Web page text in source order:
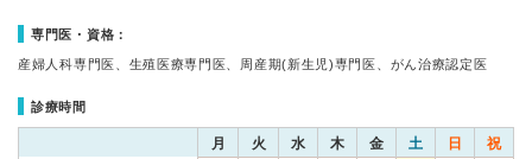
専門医・資格：
産婦人科専門医、生殖医療専門医、周産期(新生児)専門医、がん治療認定医
診療時間
月 火 水 木 金 土 日 祝